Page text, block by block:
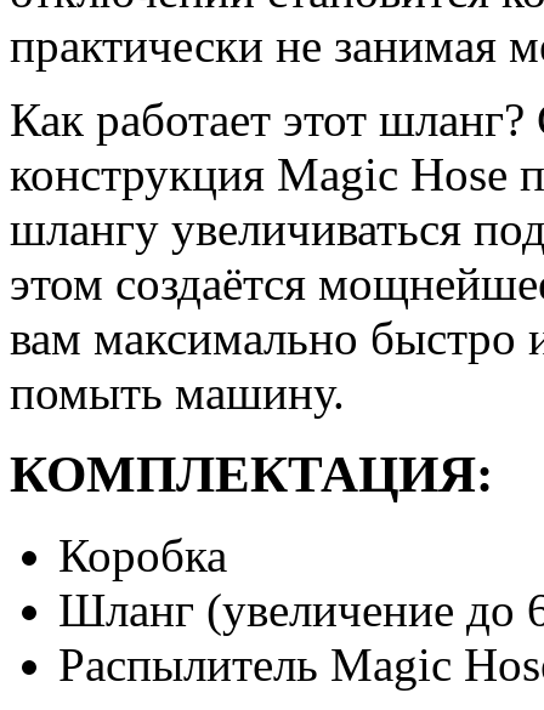
практически не занимая
Как работает этот
конструкция Magic Hose
шлангу увеличиваться
этом создаётся
вам максимально быстро
помыть машину.
КОМПЛЕКТАЦИЯ:
Коробка
Шланг (увеличение до
Распылитель Magic